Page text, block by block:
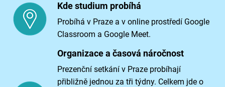
Kde studium probíhá
Probíhá v Praze a v online prostředí Google
Classroom a Google Meet.
Organizace a časová náročnost
Prezenční setkání v Praze probíhají
přibližně jednou za tři týdny. Celkem jde o